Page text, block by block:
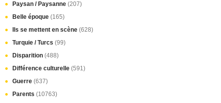
Paysan / Paysanne (207)
Belle époque (165)
Ils se mettent en scène (628)
Turquie / Turcs (99)
Disparition (488)
Différence culturelle (591)
Guerre (637)
Parents (10763)